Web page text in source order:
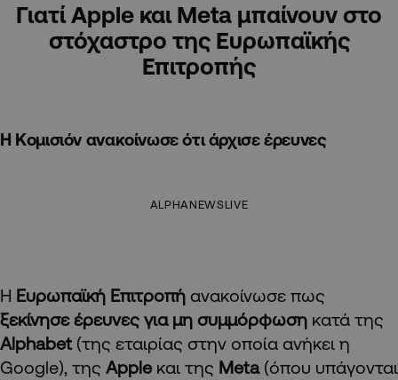
Γιατί Apple και Meta μπαίνουν στο
στόχαστρο της Ευρωπαϊκής
Επιτροπής
Η Κομισιόν ανακοίνωσε ότι άρχισε έρευνες
ALPHANEWSLIVE
Η Ευρωπαϊκή Επιτροπή ανακοίνωσε πως
ξεκίνησε έρευνες για μη συμμόρφωση κατά της
Alphabet (της εταιρίας στην οποία ανήκει η
Google), της Apple και της Meta (όπου υπάγονται